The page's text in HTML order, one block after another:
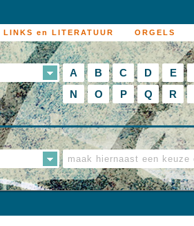
LINKS en LITERATUUR ORGELS
A B C D E
N
O P Q R